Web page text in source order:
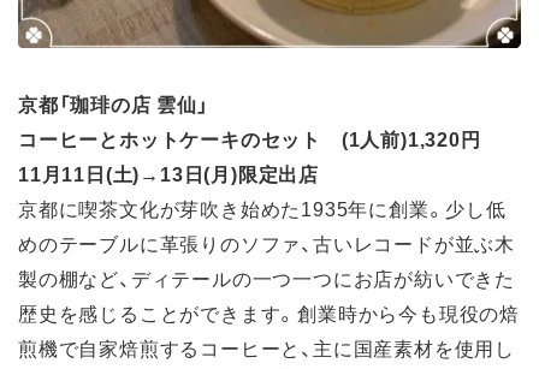
京都「珈琲の店 雲仙」
コーヒーとホットケーキのセット (1人前)1,320円
11月11日(土)→13日(月)限定出店
京都に喫茶文化が芽吹き始めた1935年に創業。少し低
めのテーブルに革張りのソファ、古いレコードが並ぶ木
製の棚など、ディテールの一つ一つにお店が紡いできた
歴史を感じることができます。創業時から今も現役の焙
煎機で自家焙煎するコーヒーと、主に国産素材を使用し